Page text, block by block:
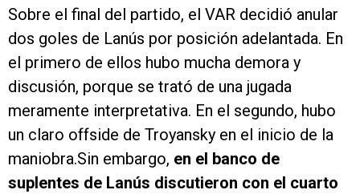
Sobre el final del partido, el VAR decidió anular
dos goles de Lanús por posición adelantada. En
el primero de ellos hubo mucha demora y
discusión, porque se trató de una jugada
meramente interpretativa. En el segundo, hubo
un claro offside de Troyansky en el inicio de la
maniobra.Sin embargo, en el banco de
suplentes de Lanús discutieron con el cuarto